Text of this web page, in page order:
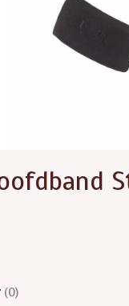
dit product is
(0)